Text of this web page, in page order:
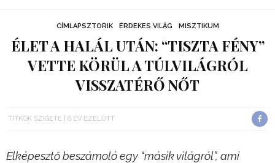
CÍMLAPSZTORIK ÉRDEKES VILÁG MISZTIKUM
ÉLET A HALÁL UTÁN: “TISZTA FÉNY”
VETTE KÖRÜL A TÚLVILÁGRÓL
VISSZATÉRŐ NŐT
TITKOK SZIGETE 6 ÉV EZELŐTT
Elképesztő beszámoló egy “másik világról”, ami